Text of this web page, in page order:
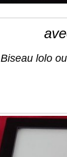
Biseau lolo